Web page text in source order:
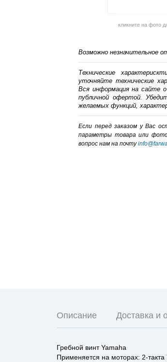
кликните на фото
Возможно незначительное
Технические
уточняйте технические
Вся информация на сайте
публичной офертой.
желаемых функций,
Если перед заказом у Вас
параметры товара или
вопрос нам на почту
Описание Доставка и
Гребной винт Yamaha
Применяется на моторах: 2-